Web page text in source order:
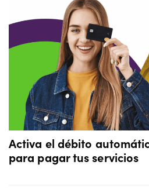
Activa el débito
para pagar tus servicios